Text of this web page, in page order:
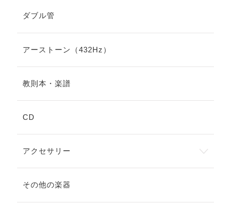
ダブル管
アーストーン（432Hz）
教則本・楽譜
CD
アクセサリー
その他の楽器